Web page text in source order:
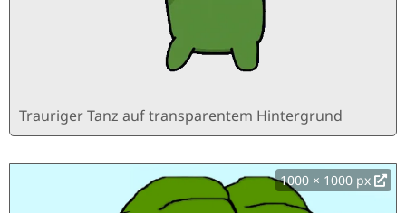
Trauriger Tanz auf transparentem Hintergrund
1000 × 1000 px